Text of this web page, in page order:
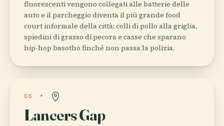
fluorescenti vengono collegati alle batterie delle
auto e il parcheggio diventa il più grande food
court informale della città: colli di pollo alla griglia,
spiedini di grasso di pecora e casse che sparano
hip-hop basotho finché non passa la polizia.
05
Lancers Gap